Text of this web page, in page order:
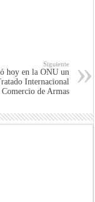
Siguiente
hoy en la ONU un
Internacional
Comercio de Armas